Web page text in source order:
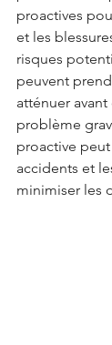
proactives
et les
risques
peuvent
atténuer
problème
proactive
accidents et
minimiser les